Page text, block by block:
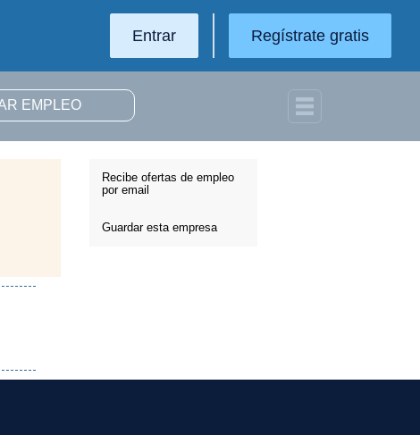
Entrar Regístrate gratis
Recibe ofertas de empleo
por email
Guardar esta empresa